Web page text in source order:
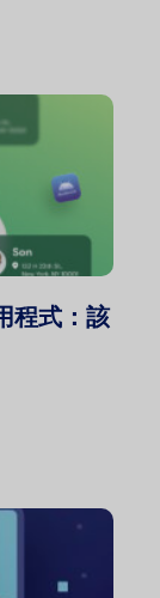
程式：該